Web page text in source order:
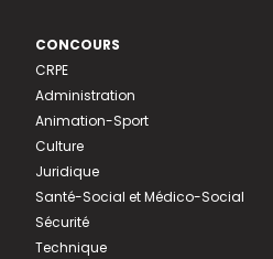
CONCOURS
CRPE
Administration
Animation-Sport
Culture
Juridique
Santé-Social et Médico-Social
Sécurité
Technique